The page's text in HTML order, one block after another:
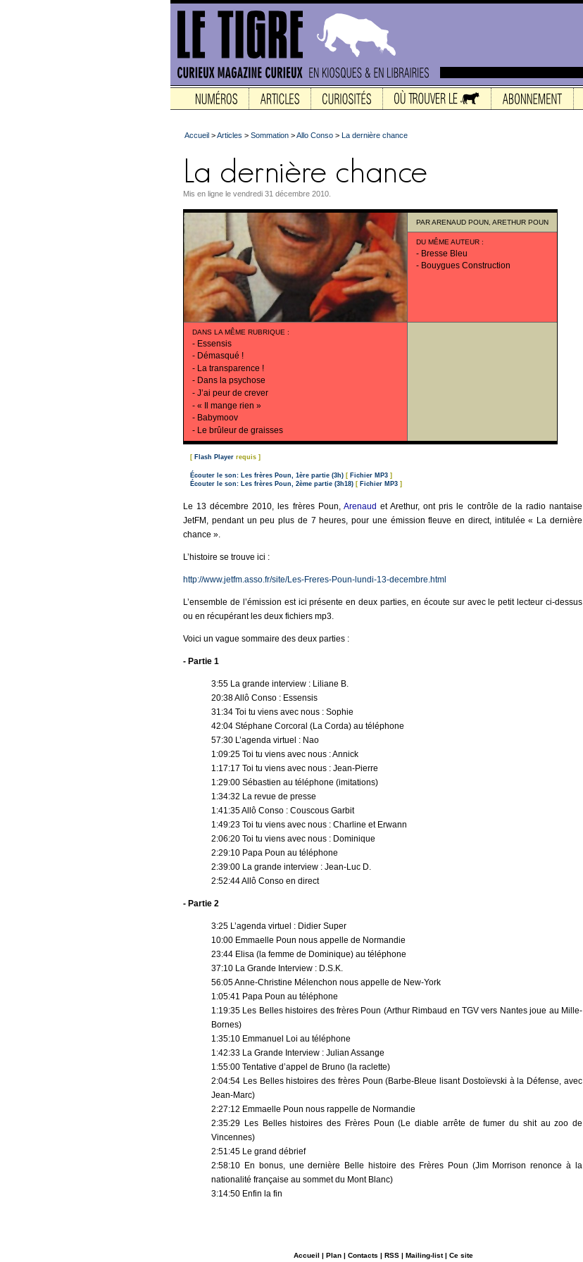
Accueil >Articles > Sommation >Allo Conso > La dernière chance
Mis en ligne le vendredi 31 décembre 2010.
PARARENAUD POUN ARETHUR POUN
DU MÊME AUTEUR :
- Bresse Bleu
- Bouygues Construction
DANS LA MÊME RUBRIQUE :
- Essensis
- Démasqué !
- La transparence !
- Dans la psychose
- J’ai peur de crever
- « Il mange rien »
- Babymoov
- Le brûleur de graisses
[ Flash Player requis ]
Écouter le son: Les frères Poun, 1ère partie (3h) [ Fichier MP3 ]
Écouter le son: Les frères Poun, 2ème partie (3h18) [ Fichier MP3 ]
Le 13 décembre 2010, les frères Poun, Arenaud et Arethur, ont pris le contrôle de la radio nantaise
JetFM, pendant un peu plus de 7 heures, pour une émission fleuve en direct, intitulée « La dernière
chance ».
L’histoire se trouve ici :
http://www.jetfm.asso.fr/site/Les-Freres-Poun-lundi-13-decembre.html
L’ensemble de l’émission est ici présente en deux parties, en écoute sur avec le petit lecteur ci-dessus
ou en récupérant les deux fichiers mp3.
Voici un vague sommaire des deux parties :
- Partie 1
3:55 La grande interview : Liliane B.
20:38 Allô Conso : Essensis
31:34 Toi tu viens avec nous : Sophie
42:04 Stéphane Corcoral (La Corda) au téléphone
57:30 L’agenda virtuel : Nao
1:09:25 Toi tu viens avec nous : Annick
1:17:17 Toi tu viens avec nous : Jean-Pierre
1:29:00 Sébastien au téléphone (imitations)
1:34:32 La revue de presse
1:41:35 Allô Conso : Couscous Garbit
1:49:23 Toi tu viens avec nous : Charline et Erwann
2:06:20 Toi tu viens avec nous : Dominique
2:29:10 Papa Poun au téléphone
2:39:00 La grande interview : Jean-Luc D.
2:52:44 Allô Conso en direct
- Partie 2
3:25 L’agenda virtuel : Didier Super
10:00 Emmaelle Poun nous appelle de Normandie
23:44 Elisa (la femme de Dominique) au téléphone
37:10 La Grande Interview : D.S.K.
56:05 Anne-Christine Mélenchon nous appelle de New-York
1:05:41 Papa Poun au téléphone
1:19:35 Les Belles histoires des frères Poun (Arthur Rimbaud en TGV vers Nantes joue au Mille-
Bornes)
1:35:10 Emmanuel Loi au téléphone
1:42:33 La Grande Interview : Julian Assange
1:55:00 Tentative d’appel de Bruno (la raclette)
2:04:54 Les Belles histoires des frères Poun (Barbe-Bleue lisant Dostoïevski à la Défense, avec
Jean-Marc)
2:27:12 Emmaelle Poun nous rappelle de Normandie
2:35:29 Les Belles histoires des Frères Poun (Le diable arrête de fumer du shit au zoo de
Vincennes)
2:51:45 Le grand débrief
2:58:10 En bonus, une dernière Belle histoire des Frères Poun (Jim Morrison renonce à la
nationalité française au sommet du Mont Blanc)
3:14:50 Enfin la fin
Accueil | Plan | Contacts | RSS | Mailing-list| Ce site